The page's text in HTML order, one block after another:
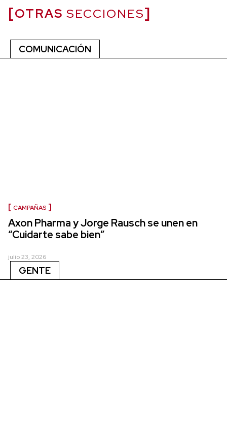
OTRAS SECCIONES
COMUNICACIÓN
CAMPAÑAS
Axon Pharma y Jorge Rausch se unen en
“Cuidarte sabe bien”
julio 23, 2026
GENTE